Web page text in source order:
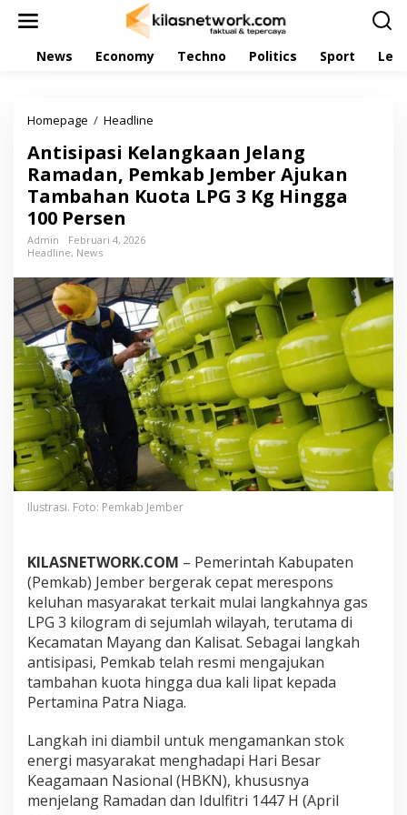
News Economy Techno Politics Sport
Homepage / Headline
i
s
i
K
e
l
a
n
g
k
a
a
n
J
e
a
n
a
m
d
a
n
,
P
e
m
a
b
J
e
m
Antisipasi Kelangkaan Jelang
Ramadan, Pemkab Jember Ajukan
Tambahan Kuota LPG 3 Kg Hingga
100 Persen
Admin
Februari 4, 2026
Headline, News
Ilustrasi. Foto: Pemkab Jember
KILASNETWORK.COM – Pemerintah Kabupaten
(Pemkab) Jember bergerak cepat merespons
keluhan masyarakat terkait mulai langkahnya gas
LPG 3 kilogram di sejumlah wilayah, terutama di
Kecamatan Mayang dan Kalisat. Sebagai langkah
antisipasi, Pemkab telah resmi mengajukan
tambahan kuota hingga dua kali lipat kepada
Pertamina Patra Niaga.
Langkah ini diambil untuk mengamankan stok
energi masyarakat menghadapi Hari Besar
Keagamaan Nasional (HBKN), khususnya
menjelang Ramadan dan Idulfitri 1447 H (April